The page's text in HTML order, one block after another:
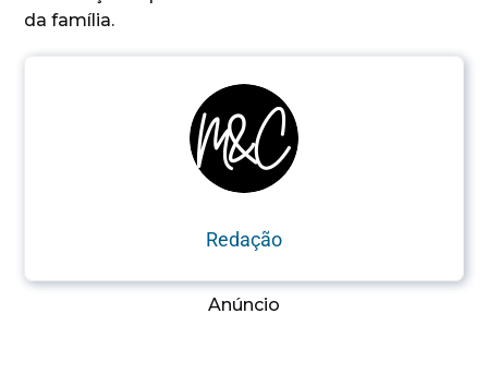
da família.
Redação
Anúncio